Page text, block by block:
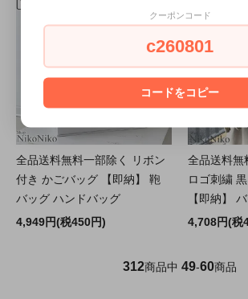
全品送料無料一部除く リボン
付き かごバッグ 【即納】 鞄
バッグ ハンドバッグ
4,949円(税450円)
全品送料無
ロゴ刺繍
【即納】
4,708円(税
312商品中 49-60商品
クーポンコード
c260801
コードをコピー